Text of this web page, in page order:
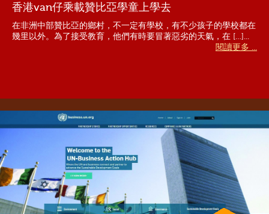
香港van仔乘載贊比亞學童上學去
在非洲中部贊比亞的鄉村，不一定有學校，有不少孩子的學校都在
幾里以外。為了接受教育，他們有時要冒著惡劣的天氣，在 […]...
閱讀更多 ...